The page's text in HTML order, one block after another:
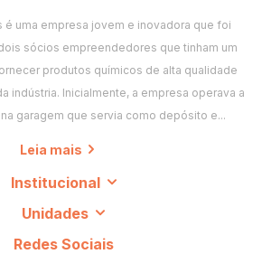
é uma empresa jovem e inovadora que foi
sócios empreendedores que tinham um
produtos químicos de alta qualidade
indústria. Inicialmente, a empresa operava a
garagem que servia como depósito e...
Leia mais
Institucional
Unidades
Redes Sociais